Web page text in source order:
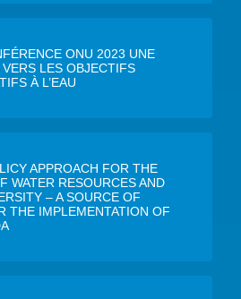
ONU 2023 UNE
LES OBJECTIFS
À L’EAU
APPROACH FOR THE
WATER RESOURCES AND
– A SOURCE OF
THE IMPLEMENTATION OF